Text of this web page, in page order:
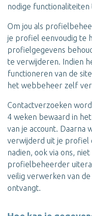
nodige functionaliteiten
Om jou als
je profiel eenvoudig te
profielgegevens
te verwijderen. Indien
functioneren van de
het webbeheer zelf
Contactverzoeken
4 weken bewaard in
van je account. Daarna
verwijderd uit je profiel
nadien, ook via ons,
profielbeheerder
veilig verwerken van
ontvangt.